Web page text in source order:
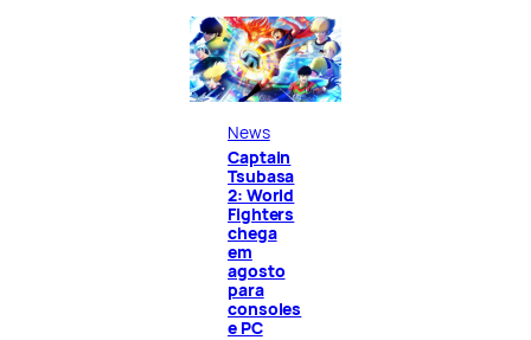
News
Captain
Tsubasa
2: World
Fighters
chega
em
agosto
para
consoles
e PC